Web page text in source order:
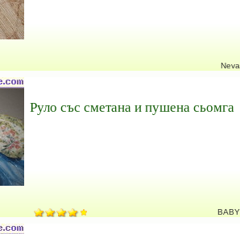
Neva
Руло със сметана и пушена сьомга
BABY